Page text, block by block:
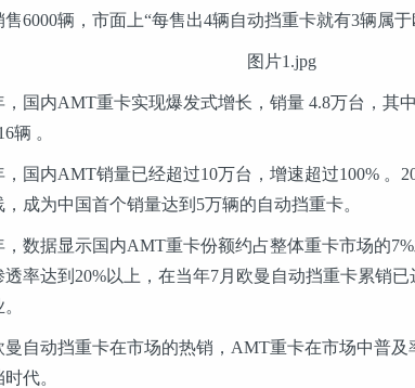
6000辆，市面上“每售出4辆自动挡重卡就有3辆属于
内AMT重卡实现爆发式增长，销量 4.8万台，其
辆 。
内AMT销量已经超过10万台，增速超过100% 。
成为中国首个销量达到5万辆的自动挡重卡。
据显示国内AMT重卡份额约占整体重卡市场的7%
率达到20%以上，在当年7月欧曼自动挡重卡累销
动挡重卡在市场的热销，AMT重卡在市场中普及
代。